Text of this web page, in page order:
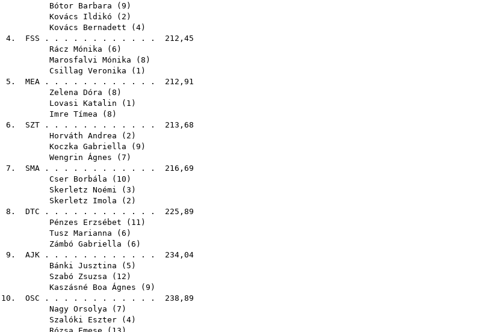
Bótor Barbara ( 9 )
Kovács Ildikó ( 2 )
Kovács Bernadett ( 4)
4. FSS . . . . . . . . . . . . 212,45
Rácz Mónika ( 6 )
Marosfalvi Mónika ( 8 )
Csillag Veronika ( 1 )
5. MEA . . . . . . . . . . . . 212,91
Zelena Dóra ( 8 )
Lovasi Katalin ( 1 )
Imre Tímea ( 8 )
6. SZT . . . . . . . . . . . . 213,68
Horváth Andrea ( 2 )
Koczka Gabriella ( 9 )
Wengrin Ágnes ( 7 )
7. SMA . . . . . . . . . . . . 216,69
Cser Borbála ( 10 )
Skerletz Noémi ( 3 )
Skerletz Imola ( 2 )
8. DTC . . . . . . . . . . . . 225,89
Pénzes Erzsébet ( 11 )
Tusz Marianna ( 6 )
Zámbó Gabriella ( 6 )
9. AJK . . . . . . . . . . . . 234,04
Bánki Jusztina ( 5 )
Szabó Zsuzsa ( 12 )
Kaszásné Boa Ágnes ( 9 )
10. OSC . . . . . . . . . . . . 238,89
Nagy Orsolya ( 7 )
Szalóki Eszter ( 4)